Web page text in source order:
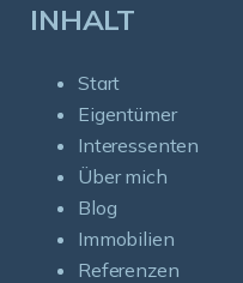
INHALT
Start
Eigentümer
Interessenten
Über mich
Blog
Immobilien
Referenzen